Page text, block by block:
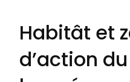
Habitât et
d’action